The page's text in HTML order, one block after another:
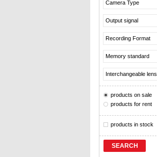
Camera Type
Output signal
Recording Format
Memory standard
Interchangeable lens
products on sale
products for rent
products in stock
SEARCH